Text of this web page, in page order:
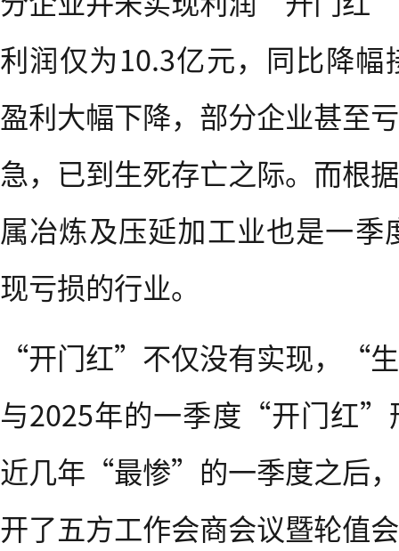
利润仅为10.3亿元，同比降幅
盈利大幅下降，部分企业甚至
急，已到生死存亡之际。而根
属冶炼及压延加工业也是一季
现亏损的行业。
“开门红”不仅没有实现，“
与2025年的一季度“开门红”
近几年“最惨”的一季度之后
开了五方工作会商会议暨轮值